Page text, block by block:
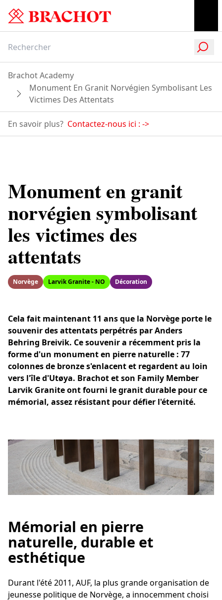
Brachot Academy
Monument En Granit Norvégien Symbolisant Les
Victimes Des Attentats
En savoir plus? Contactez-nous ici : ->
Monument en granit
norvégien symbolisant
les victimes des
attentats
Norvège Larvik Granite - NO Décoration
Cela fait maintenant 11 ans que la Norvège porte le
souvenir des attentats perpétrés par Anders
Behring Breivik. Ce souvenir a récemment pris la
forme d'un monument en pierre naturelle : 77
colonnes de bronze s'enlacent et regardent au loin
vers l'île d'Utøya. Brachot et son Family Member
Larvik Granite ont fourni le granit durable pour ce
mémorial, assez résistant pour défier l'éternité.
Mémorial en pierre
naturelle, durable et
esthétique
Durant l'été 2011, AUF, la plus grande organisation de
jeunesse politique de Norvège, a innocemment choisi